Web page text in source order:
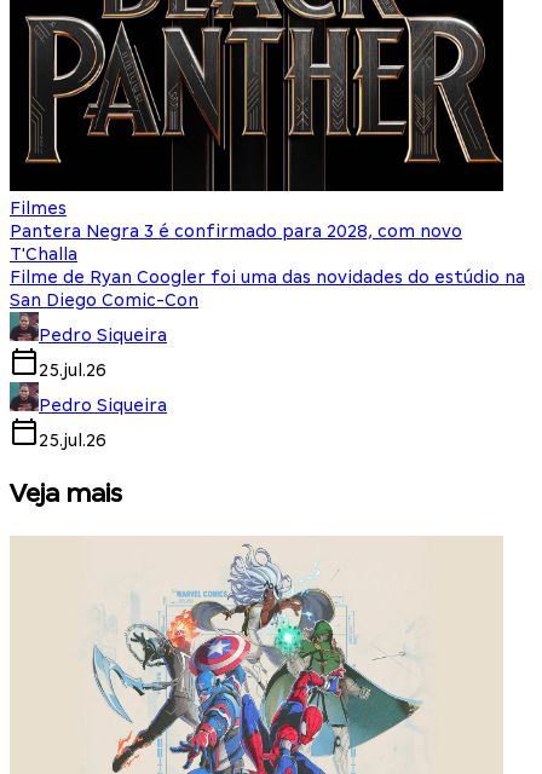
Filmes
Pantera Negra 3 é confirmado para 2028, com novo
T'Challa
Filme de Ryan Coogler foi uma das novidades do estúdio na
San Diego Comic-Con
Pedro Siqueira
25.jul.26
Pedro Siqueira
25.jul.26
Veja mais